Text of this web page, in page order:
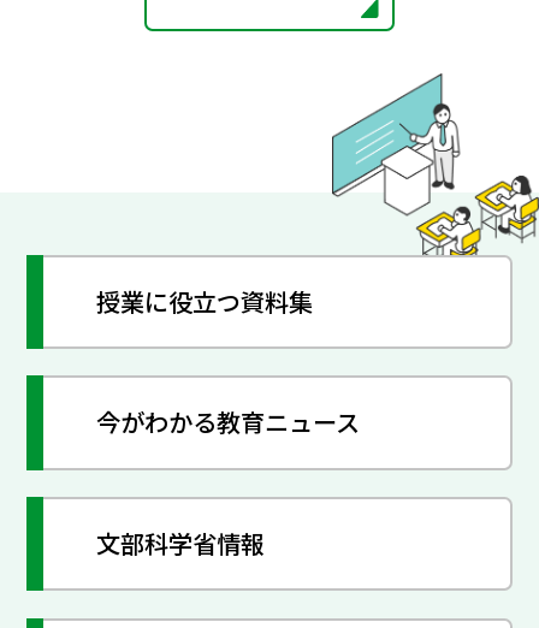
授業に役立つ資料集
今がわかる教育ニュース
文部科学省情報